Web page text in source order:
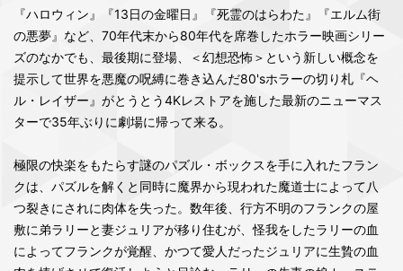
『ハロウィン』『13日の金曜日』『死霊のはらわた』『エルム街
の悪夢』など、70年代末から80年代を席巻したホラー映画シリー
ズのなかでも、最後期に登場、＜幻想恐怖＞という新しい概念を
提示して世界を悪魔の呪縛に巻き込んだ80'sホラーの切り札『ヘ
ル・レイザー』がとうとう4Kレストアを施した最新のニューマス
ターで35年ぶりに劇場に帰って来る。
極限の快楽をもたらす謎のパズル・ボックスを手に入れたフラン
クは、パズルを解くと同時に魔界から現われた魔道士によって八
つ裂きにされに肉体を失った。数年後、行方不明のフランクの屋
敷に弟ラリーと妻ジュリアが移り住むが、怪我をしたラリーの血
によってフランクが覚醒、かつて愛人だったジュリアに生贄の血